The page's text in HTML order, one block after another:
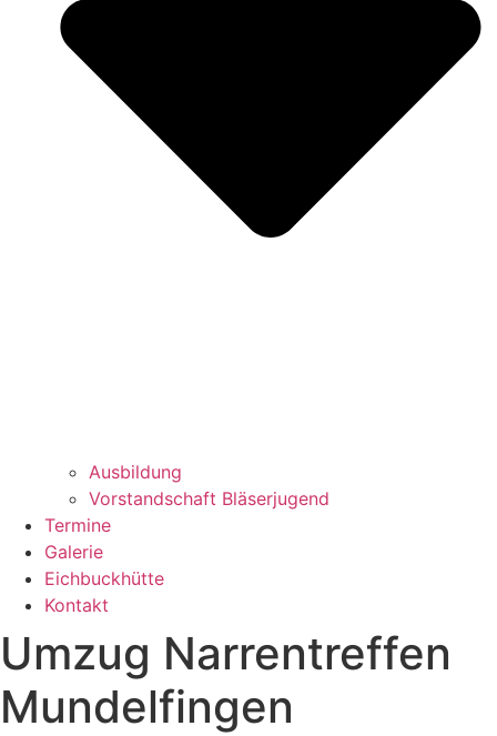
Ausbildung
Vorstandschaft Bläserjugend
Termine
Galerie
Eichbuckhütte
Kontakt
Umzug Narrentreffen
Mundelfingen